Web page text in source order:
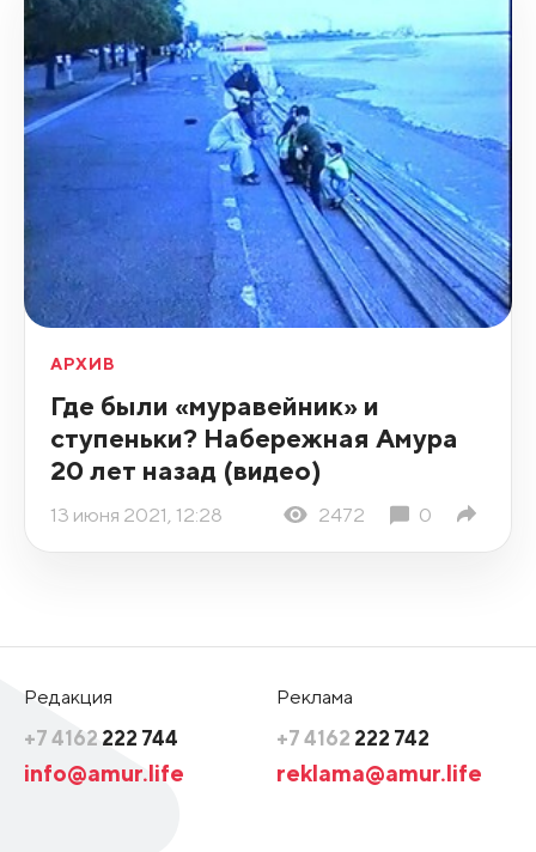
АРХИВ
Где были «муравейник» и
ступеньки? Набережная Амура
20 лет назад (видео)
13 июня 2021, 12:28 2472 0
Редакция
+7 4162 222 744
info@amur.life
Реклама
+7 4162 222 742
reklama@amur.life